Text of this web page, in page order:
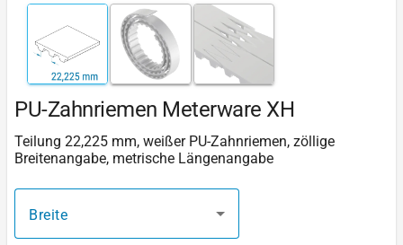
PU-Zahnriemen Meterware XH
Teilung 22,225 mm, weißer PU-Zahnriemen, zöllige
Breitenangabe, metrische Längenangabe
Breite